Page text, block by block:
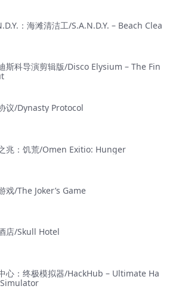
：海滩清洁工/S.A.N.D.Y. – Beach Clea
斯科导演剪辑版/Disco Elysium – The Fin
议/Dynasty Protocol
兆：饥荒/Omen Exitio: Hunger
戏/The Joker’s Game
店/Skull Hotel
心：终极模拟器/HackHub – Ultimate Ha